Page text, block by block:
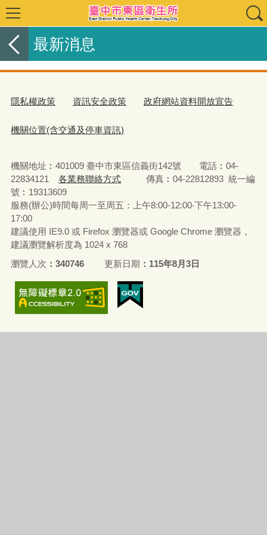
最新消息
隱私權政策 資訊安全政策 政府網站資料開放宣告
機關位置(含交通及停車資訊)
機關地址︰401009 臺中市東區信義街142號 電話︰04-
22834121
各業務聯絡方式
傳真︰04-22812893 統一編
號︰19313609
服務(辦公)時間每周一至周五：上午8:00-12:00‧下午13:00-
17:00
建議使用 IE9.0 或 Firefox 瀏覽器或 Google Chrome 瀏覽器，
建議瀏覽解析度為 1024 x 768
瀏覽人次
340746 更新日期 115年8月3日